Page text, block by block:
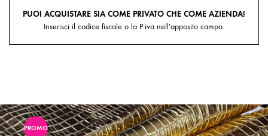
PUOI ACQUISTARE SIA COME PRIVATO CHE COME AZIENDA!
Inserisci il codice fiscale o la P.iva nell'apposito campo.
PROMO